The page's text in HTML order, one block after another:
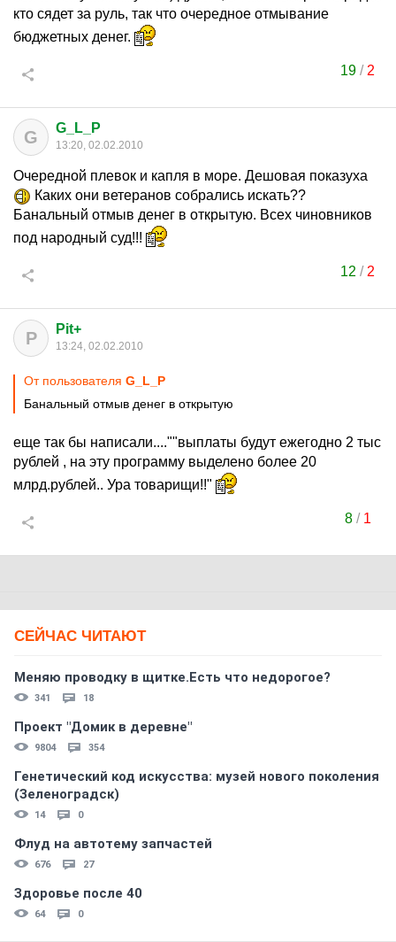
кто сядет за руль, так что очередное отмывание
бюджетных денег.
19 / 2
G G_L_P
13:20, 02.02.2010
Очередной плевок и капля в море. Дешовая показуха
Каких они ветеранов собрались искать??
Банальный отмыв денег в открытую. Всех чиновников
под народный суд!!!
12 / 2
P Pit+
13:24, 02.02.2010
От пользователя G_L_P
Банальный отмыв денег в открытую
еще так бы написали....""выплаты будут ежегодно 2 тыс
рублей , на эту программу выделено более 20
млрд.рублей.. Ура товарищи!!"
8/ 1
СЕЙЧАС ЧИТАЮТ
Меняю проводку в щитке.Есть что недорогое?
341 18
Проект "Домик в деревне"
9804 354
Генетический код искусства: музей нового поколения
(Зеленоградск)
14 0
Флуд на автотему запчастей
676 27
Здоровье после 40
64 0